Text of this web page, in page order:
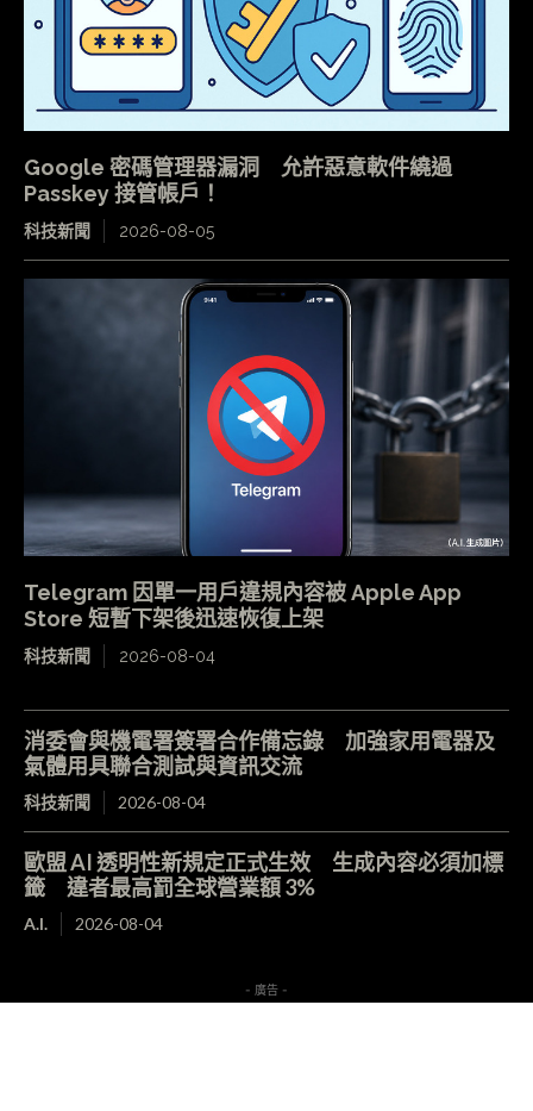
Google 密碼管理器漏洞 允許惡意軟件繞過
Passkey 接管帳戶！
科技新聞 2026-08-05
Telegram 因單一用戶違規內容被 Apple App
Store 短暫下架後迅速恢復上架
科技新聞 2026-08-04
消委會與機電署簽署合作備忘錄 加強家用電器及
氣體用具聯合測試與資訊交流
科技新聞 2026-08-04
歐盟 AI 透明性新規定正式生效 生成內容必須加標
籤 違者最高罰全球營業額 3%
A.I. 2026-08-04
- 廣告 -